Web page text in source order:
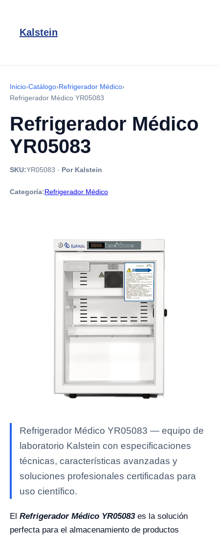
Kalstein
Inicio›Catálogo›Refrigerador Médico›
Refrigerador Médico YR05083
Refrigerador Médico
YR05083
SKU:YR05083 · Por Kalstein
Categoría:Refrigerador Médico
Refrigerador Médico YR05083 — equipo de
laboratorio Kalstein con especificaciones
técnicas, características avanzadas y
soluciones profesionales certificadas para
uso científico.
El Refrigerador Médico YR05083es la solución
perfecta para el almacenamiento de productos